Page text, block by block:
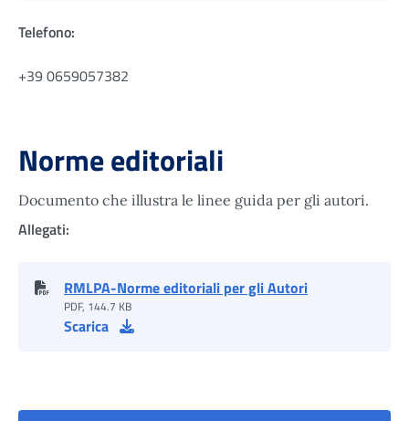
Telefono:
+39 0659057382
Norme editoriali
Documento che illustra le linee guida per gli autori.
Allegati:
RMLPA-Norme editoriali per gli Autori
PDF, 144.7 KB
Scarica